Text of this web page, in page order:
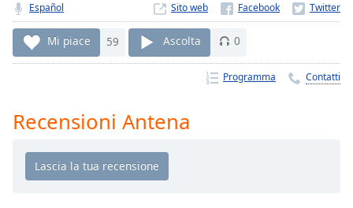
live LIVE
Remaining
Time-
Rate
Chapters
Chapters
Español Sito web
Mi piace 59 Ascolta 0
Programma Contatti
Recensioni Antena